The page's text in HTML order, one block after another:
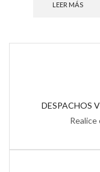
LEER MÁS
DESPACHOS